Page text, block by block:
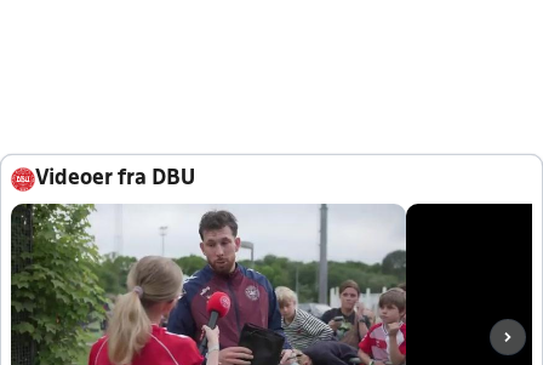
Videoer fra DBU